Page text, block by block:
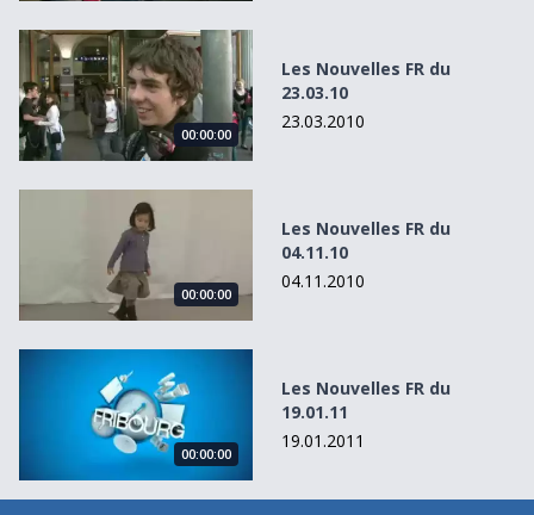
Les Nouvelles FR du 23.03.10
00:00:00
Les Nouvelles FR du
23.03.10
23.03.2010
Les Nouvelles FR du 04.11.10
00:00:00
Les Nouvelles FR du
04.11.10
04.11.2010
00:00:00
Les Nouvelles FR du
19.01.11
19.01.2011